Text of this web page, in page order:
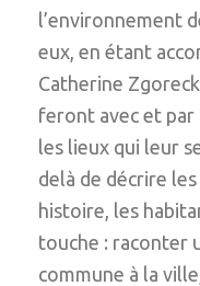
l’environnement
eux, en étant
Catherine
feront avec et par
les lieux qui leur
delà de décrire
histoire, les
touche : raconter
commune à la